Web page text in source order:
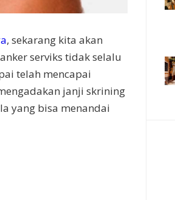
, sekarang kita akan
serviks tidak selalu
telah mencapai
janji skrining
yang bisa menandai